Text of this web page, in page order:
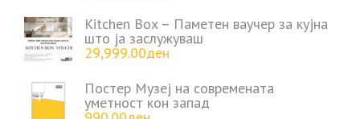
Kitchen Box – Паметен ваучер за кујна
што ја заслужуваш
29,999.00ден
Постер Музеј на современата
уметност кон запад